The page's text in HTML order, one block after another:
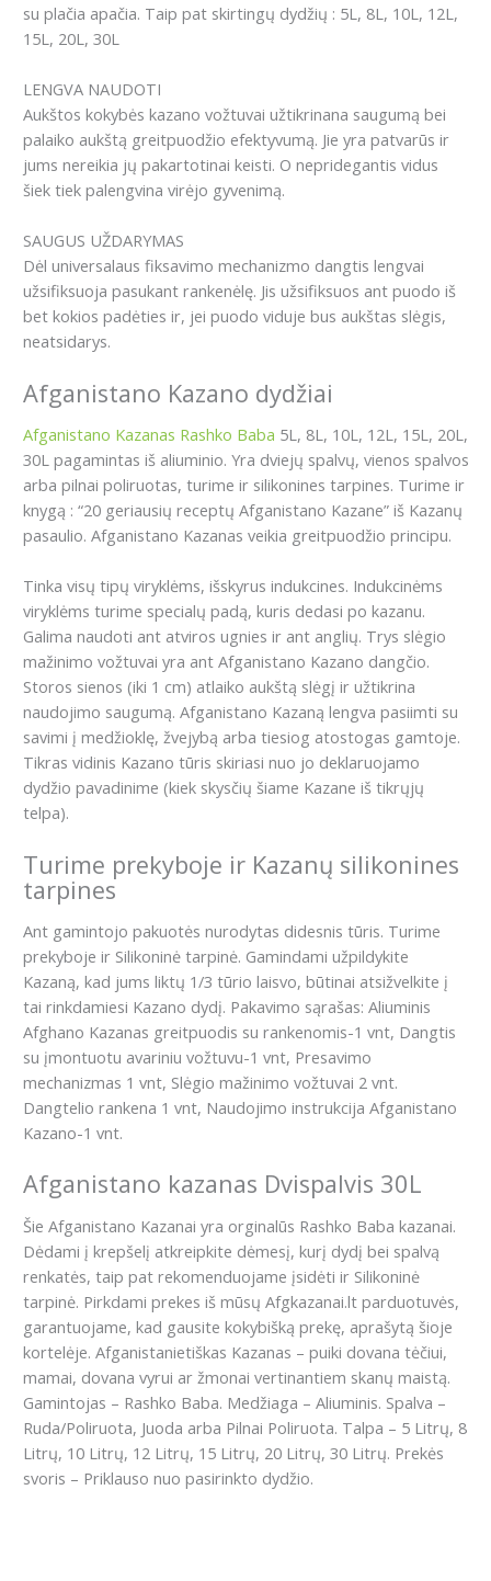
su plačia apačia. Taip pat skirtingų dydžių : 5L, 8L, 10L, 12L,
15L, 20L, 30L
LENGVA NAUDOTI
Aukštos kokybės kazano vožtuvai užtikrinana saugumą bei
palaiko aukštą greitpuodžio efektyvumą. Jie yra patvarūs ir
jums nereikia jų pakartotinai keisti. O nepridegantis vidus
šiek tiek palengvina virėjo gyvenimą.
SAUGUS UŽDARYMAS
Dėl universalaus fiksavimo mechanizmo dangtis lengvai
užsifiksuoja pasukant rankenėlę. Jis užsifiksuos ant puodo iš
bet kokios padėties ir, jei puodo viduje bus aukštas slėgis,
neatsidarys.
Afganistano Kazano dydžiai
Afganistano Kazanas Rashko Baba 5L, 8L, 10L, 12L, 15L, 20L,
30L pagamintas iš aliuminio. Yra dviejų spalvų, vienos spalvos
arba pilnai poliruotas, turime ir silikonines tarpines. Turime ir
knygą : “20 geriausių receptų Afganistano Kazane” iš Kazanų
pasaulio. Afganistano Kazanas veikia greitpuodžio principu.
Tinka visų tipų viryklėms, išskyrus indukcines. Indukcinėms
viryklėms turime specialų padą, kuris dedasi po kazanu.
Galima naudoti ant atviros ugnies ir ant anglių. Trys slėgio
mažinimo vožtuvai yra ant Afganistano Kazano dangčio.
Storos sienos (iki 1 cm) atlaiko aukštą slėgį ir užtikrina
naudojimo saugumą. Afganistano Kazaną lengva pasiimti su
savimi į medžioklę, žvejybą arba tiesiog atostogas gamtoje.
Tikras vidinis Kazano tūris skiriasi nuo jo deklaruojamo
dydžio pavadinime (kiek skysčių šiame Kazane iš tikrųjų
telpa).
Turime prekyboje ir Kazanų silikonines
tarpines
Ant gamintojo pakuotės nurodytas didesnis tūris. Turime
prekyboje ir Silikoninė tarpinė. Gamindami užpildykite
Kazaną, kad jums liktų 1/3 tūrio laisvo, būtinai atsižvelkite į
tai rinkdamiesi Kazano dydį. Pakavimo sąrašas: Aliuminis
Afghano Kazanas greitpuodis su rankenomis-1 vnt, Dangtis
su įmontuotu avariniu vožtuvu-1 vnt, Presavimo
mechanizmas 1 vnt, Slėgio mažinimo vožtuvai 2 vnt.
Dangtelio rankena 1 vnt, Naudojimo instrukcija Afganistano
Kazano-1 vnt.
Afganistano kazanas Dvispalvis 30L
Šie Afganistano Kazanai yra orginalūs Rashko Baba kazanai.
Dėdami į krepšelį atkreipkite dėmesį, kurį dydį bei spalvą
renkatės, taip pat rekomenduojame įsidėti ir Silikoninė
tarpinė. Pirkdami prekes iš mūsų Afgkazanai.lt parduotuvės,
garantuojame, kad gausite kokybišką prekę, aprašytą šioje
kortelėje. Afganistanietiškas Kazanas – puiki dovana tėčiui,
mamai, dovana vyrui ar žmonai vertinantiem skanų maistą.
Gamintojas – Rashko Baba. Medžiaga – Aliuminis. Spalva –
Ruda/Poliruota, Juoda arba Pilnai Poliruota. Talpa – 5 Litrų, 8
Litrų, 10 Litrų, 12 Litrų, 15 Litrų, 20 Litrų, 30 Litrų. Prekės
svoris – Priklauso nuo pasirinkto dydžio.